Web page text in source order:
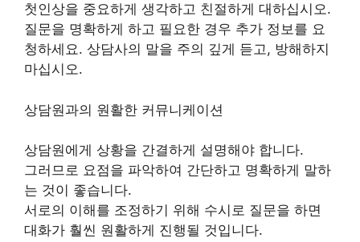
첫인상을 중요하게 생각하고 친절하게 대하십시오.
질문을 명확하게 하고 필요한 경우 추가 정보를 요
청하세요. 상담사의 말을 주의 깊게 듣고, 방해하지
마십시오.
상담원과의 원활한 커뮤니케이션
상담원에게 상황을 간결하게 설명해야 합니다.
그러므로 요점을 파악하여 간단하고 명확하게 말하
는 것이 좋습니다.
서로의 이해를 조정하기 위해 수시로 질문을 하면
대화가 훨씬 원활하게 진행될 것입니다.